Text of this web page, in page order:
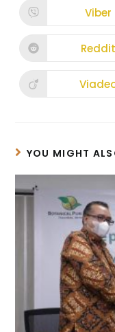
Viber
Reddit
YOU MIGHT